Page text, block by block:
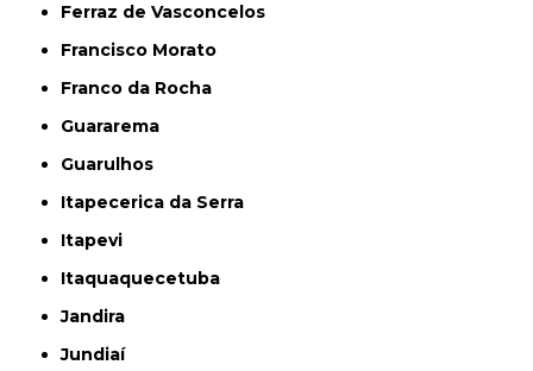
Ferraz de Vasconcelos
Francisco Morato
Franco da Rocha
Guararema
Guarulhos
Itapecerica da Serra
Itapevi
Itaquaquecetuba
Jandira
Jundiaí